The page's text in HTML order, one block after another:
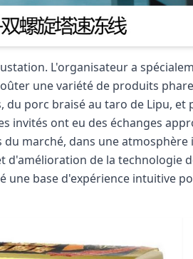
L'organisateur a
une variété de produits
porc braisé au taro de Lipu, et
invités ont eu des échanges
marché, dans une atmosphère
d'amélioration de la technologie
une base d'expérience intuitive